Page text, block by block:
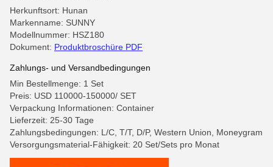
Herkunftsort: Hunan
Markenname: SUNNY
Modellnummer: HSZ180
Dokument: Produktbroschüre PDF
Zahlungs- und Versandbedingungen
Min Bestellmenge: 1 Set
Preis: USD 110000-150000/ SET
Verpackung Informationen: Container
Lieferzeit: 25-30 Tage
Zahlungsbedingungen: L/C, T/T, D/P, Western Union, Moneygram
Versorgungsmaterial-Fähigkeit: 20 Set/Sets pro Monat